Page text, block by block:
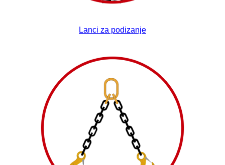
Lanci za podizanje